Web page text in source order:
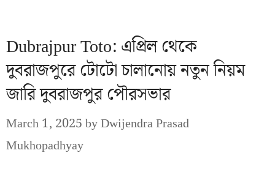
Dubrajpur Toto: এপ্রিল থেকে
দুবরাজপুরে টোটো চালানোয় নতুন নিয়ম
জারি দুবরাজপুর পৌরসভার
March 1, 2025byDwijendra Prasad
Mukhopadhyay